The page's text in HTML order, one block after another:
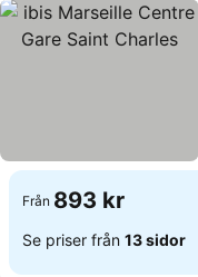
Från 893 kr
Se priser från 13 sidor